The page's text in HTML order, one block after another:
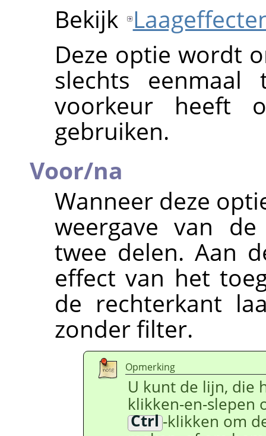
Bekijk
Deze optie wordt
slechts
voorkeur heeft
gebruiken.
Voor/na
Wanneer deze
weergave van
twee delen. Aan
effect van het
de rechterkant
zonder filter.
Opmerking
U kunt de lijn, die
klikken-en-slepen
Ctrl-klikken om